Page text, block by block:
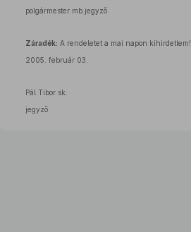
polgármester mb.jegyző
Záradék: A rendeletet a mai napon kihirdettem!
2005. február 03.
Pál Tibor sk.
jegyző